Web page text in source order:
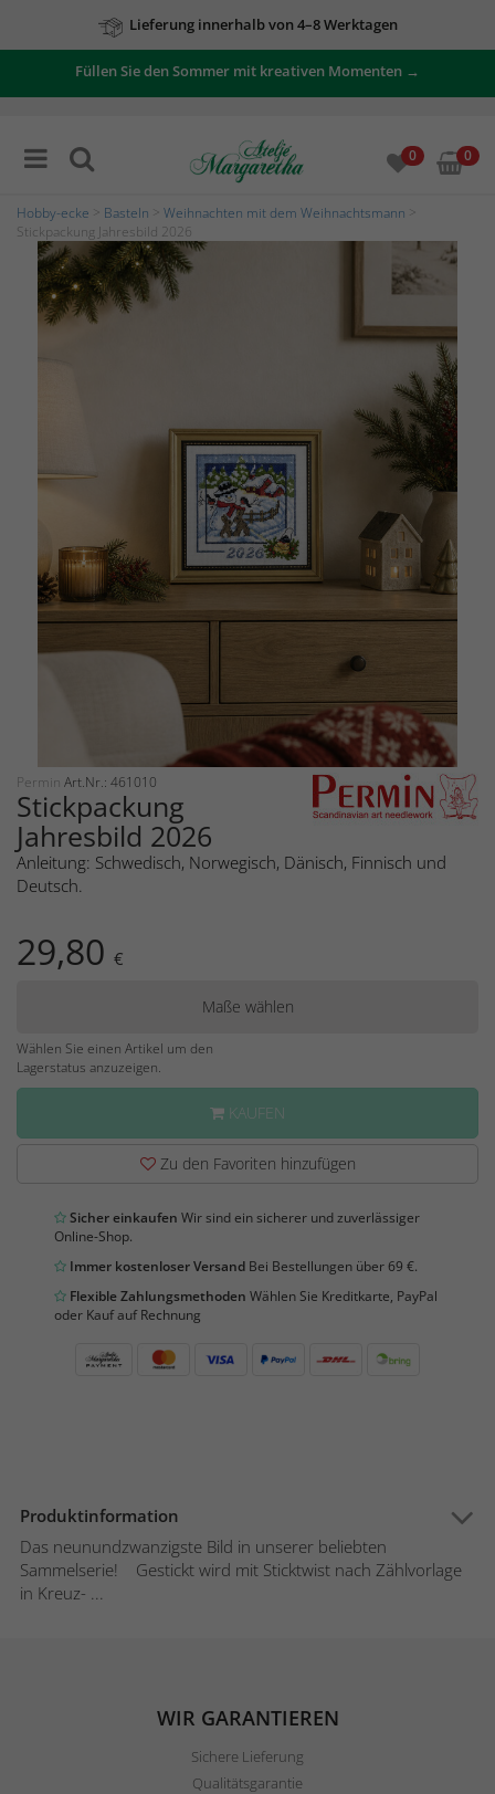
Lieferung innerhalb von 4–8 Werktagen
Füllen Sie den Sommer mit kreativen Momenten →
0 0
Hobby-ecke Basteln Weihnachten mit dem Weihnachtsmann
Stickpackung Jahresbild 2026
Permin Art.Nr.: 461010
Stickpackung
Jahresbild 2026
Anleitung: Schwedisch, Norwegisch, Dänisch, Finnisch und
Deutsch.
29,80 €
Maße wählen
Wählen Sie einen Artikel um den
Lagerstatus anzuzeigen.
KAUFEN
Zu den Favoriten hinzufügen
Sicher einkaufen Wir sind ein sicherer und zuverlässiger
Online-Shop.
Immer kostenloser Versand Bei Bestellungen über 69 €.
Flexible Zahlungsmethoden Wählen Sie Kreditkarte, PayPal
oder Kauf auf Rechnung
Produktinformation
Das neunundzwanzigste Bild in unserer beliebten
Sammelserie! Gestickt wird mit Sticktwist nach Zählvorlage
in Kreuz- ...
WIR GARANTIEREN
Sichere Lieferung
Qualitätsgarantie